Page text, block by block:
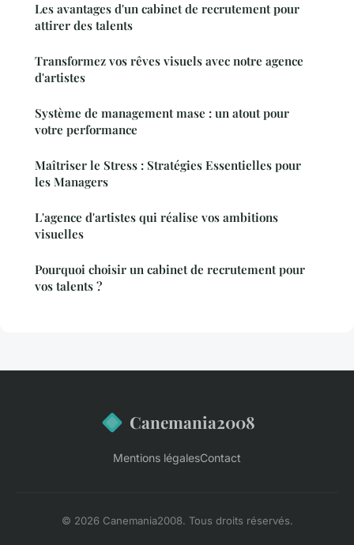
Les avantages d'un cabinet de recrutement pour
attirer des talents
Transformez vos rêves visuels avec notre agence
d'artistes
Système de management mase : un atout pour
votre performance
Maîtriser le Stress : Stratégies Essentielles pour
les Managers
L'agence d'artistes qui réalise vos ambitions
visuelles
Pourquoi choisir un cabinet de recrutement pour
vos talents ?
Canemania2008
Mentions légalesContact
© 2026 Canemania2008. Tous droits réservés.